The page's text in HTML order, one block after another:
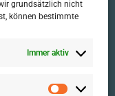
grundsätzlich nicht
können bestimmte
Immer aktiv